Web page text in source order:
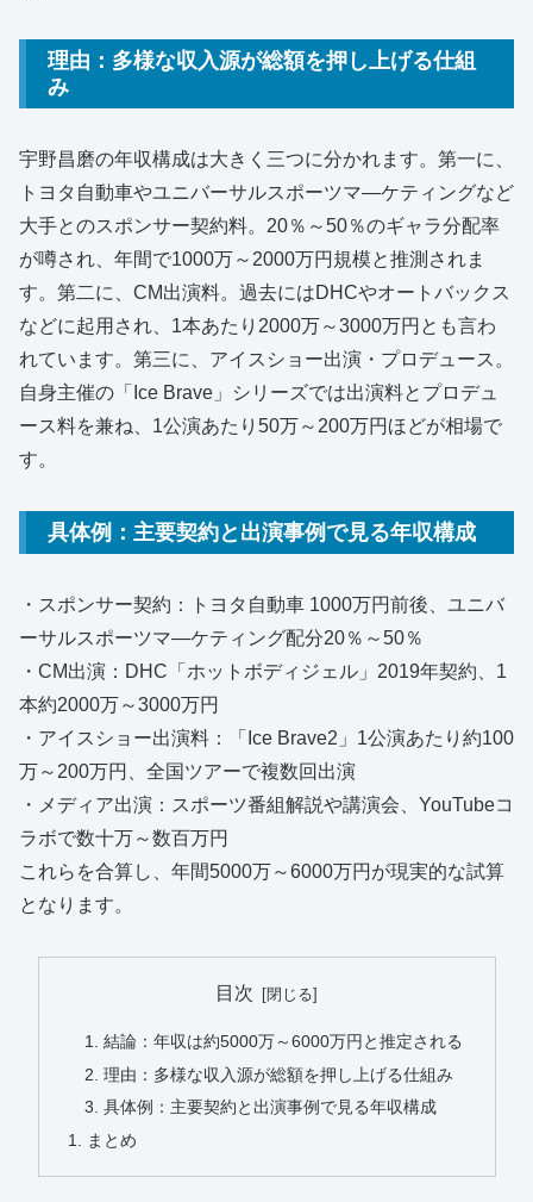
理由：多様な収入源が総額を押し上げる仕組
み
宇野昌磨の年収構成は大きく三つに分かれます。第一に、
トヨタ自動車やユニバーサルスポーツマ―ケティングなど
大手とのスポンサー契約料。20％～50％のギャラ分配率
が噂され、年間で1000万～2000万円規模と推測されま
す。第二に、CM出演料。過去にはDHCやオートバックス
などに起用され、1本あたり2000万～3000万円とも言わ
れています。第三に、アイスショー出演・プロデュース。
自身主催の「Ice Brave」シリーズでは出演料とプロデュ
ース料を兼ね、1公演あたり50万～200万円ほどが相場で
す。
具体例：主要契約と出演事例で見る年収構成
・スポンサー契約：トヨタ自動車 1000万円前後、ユニバ
ーサルスポーツマ―ケティング配分20％～50％
・CM出演：DHC「ホットボディジェル」2019年契約、1
本約2000万～3000万円
・アイスショー出演料：「Ice Brave2」1公演あたり約100
万～200万円、全国ツアーで複数回出演
・メディア出演：スポーツ番組解説や講演会、YouTubeコ
ラボで数十万～数百万円
これらを合算し、年間5000万～6000万円が現実的な試算
となります。
目次
結論：年収は約5000万～6000万円と推定される
理由：多様な収入源が総額を押し上げる仕組み
具体例：主要契約と出演事例で見る年収構成
まとめ